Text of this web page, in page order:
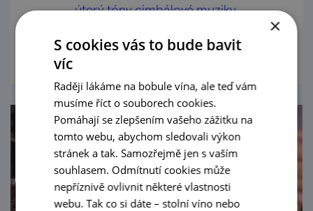
úterý tóny cimbálové muziky.
prohlédnout
×
S cookies vás to bude bavit
víc
Raději lákáme na bobule vína, ale teď vám
musíme říct o souborech cookies.
Pomáhají se zlepšením vašeho zážitku na
tomto webu, abychom sledovali výkon
stránek a tak. Samozřejmě jen s vaším
souhlasem. Odmítnutí cookies může
nepříznivě ovlivnit některé vlastnosti
webu. Tak co si dáte – stolní víno nebo